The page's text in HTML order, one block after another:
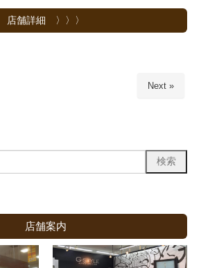
店舗詳細 〉〉〉
Next »
店舗案内